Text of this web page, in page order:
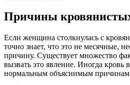
Причины
Если женщина столкнулась с
точно знает, что это не месячные,
причину. Существует множество
вызвать это явление. Иногда кровь
нормальным объяснимым